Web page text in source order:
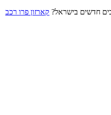
חדשים בישראל? קארזון פרו רכב